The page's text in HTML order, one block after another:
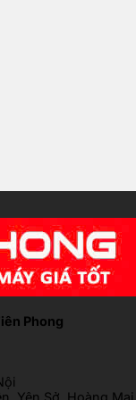
Phong
Yên Sở, Hoàng